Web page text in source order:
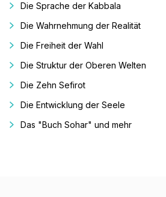
Die Sprache der Kabbala
Die Wahrnehmung der Realität
Die Freiheit der Wahl
Die Struktur der Oberen Welten
Die Zehn Sefirot
Die Entwicklung der Seele
Das "Buch Sohar" und mehr